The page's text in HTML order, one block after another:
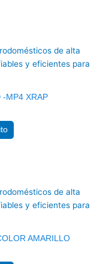
-MP4 XRAP
AMARILLO